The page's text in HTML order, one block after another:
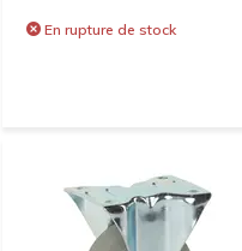
En rupture de stock